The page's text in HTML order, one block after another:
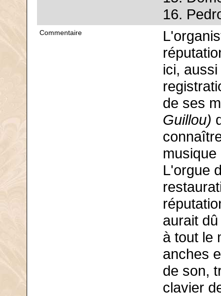
16.
Commentaire
ici,
de ses
Guillou)
musique
L'orgue
aurait
à tout le
anches
de son,
clavier